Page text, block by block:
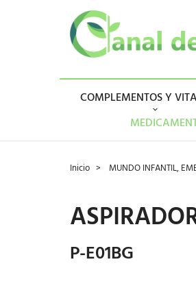
COMPLEMENTOS Y
Inicio MUNDO INFANTIL,
P-E01BG